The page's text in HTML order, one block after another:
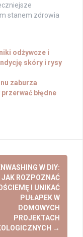
stanem zdrowia
odżywcze i
skóry i rysy
zaburza
błędne
W DIY:
JAK ROZPOZNAĆ
I UNIKAĆ
PUŁAPEK W
DOMOWYCH
PROJEKTACH
→